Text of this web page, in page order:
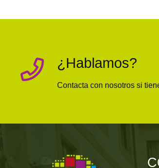
¿Hablamos?
Contacta con nosotros si